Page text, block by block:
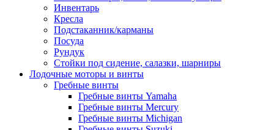
Инвентарь
Кресла
Подстаканник/карманы
Посуда
Рундук
Стойки под сидение, салазки, шарниры
Лодочные моторы и винты
Гребные винты
Гребные винты Yamaha
Гребные винты Mercury
Гребные винты Michigan